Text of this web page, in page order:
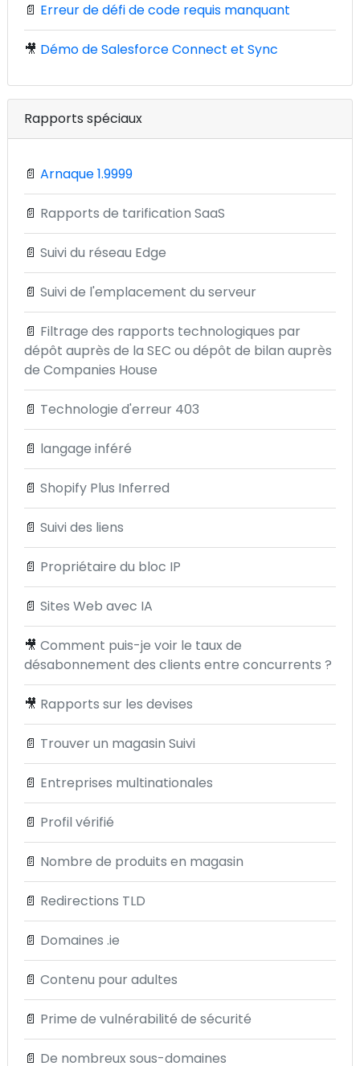
📄 Erreur de défi de code requis manquant
🎥 Démo de Salesforce Connect et Sync
Rapports spéciaux
📄 Arnaque 1.9999
📄 Rapports de tarification SaaS
📄 Suivi du réseau Edge
📄 Suivi de l'emplacement du serveur
📄 Filtrage des rapports technologiques par
dépôt auprès de la SEC ou dépôt de bilan auprès
de Companies House
📄 Technologie d'erreur 403
📄 langage inféré
📄 Shopify Plus Inferred
📄 Suivi des liens
📄 Propriétaire du bloc IP
📄 Sites Web avec IA
🎥 Comment puis-je voir le taux de
désabonnement des clients entre concurrents ?
🎥 Rapports sur les devises
📄 Trouver un magasin Suivi
📄 Entreprises multinationales
📄 Profil vérifié
📄 Nombre de produits en magasin
📄 Redirections TLD
📄 Domaines .ie
📄 Contenu pour adultes
📄 Prime de vulnérabilité de sécurité
📄 De nombreux sous-domaines